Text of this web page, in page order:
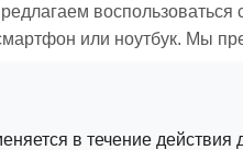
или ноутбук. Мы
в течение действия